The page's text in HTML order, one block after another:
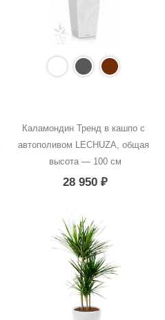
Каламондин Тренд в кашпо с
автополивом LECHUZA, общая
высота — 100 см
28 950 ₽